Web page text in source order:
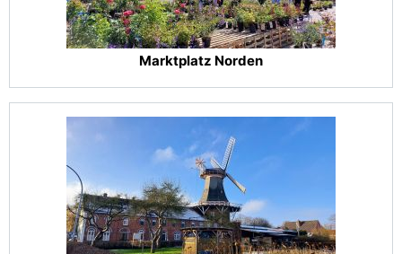
Marktplatz Norden